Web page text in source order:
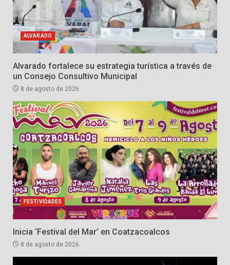
ALVARADO
Alvarado fortalece su estrategia turística a través de
un Consejo Consultivo Municipal
8 de agosto de 2026
FESTIVIDADES
Inicia ‘Festival del Mar’ en Coatzacoalcos
8 de agosto de 2026